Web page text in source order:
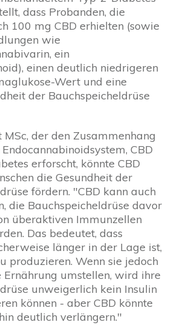
dass Probanden, die
100 mg CBD erhielten (sowie
wie
ein
einen deutlich niedrigeren
Wert und eine
der Bauchspeicheldrüse
der den Zusammenhang
CBD
erforscht, könnte CBD
die Gesundheit der
fördern. "CBD kann auch
die Bauchspeicheldrüse davor
überaktiven Immunzellen
Das bedeutet, dass
länger in der Lage ist,
produzieren. Wenn sie jedoch
Ernährung umstellen, wird ihre
unweigerlich kein Insulin
können - aber CBD könnte
deutlich verlängern."